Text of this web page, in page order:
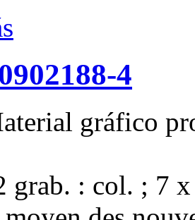
4
gráfico
grab. : col. ; 7